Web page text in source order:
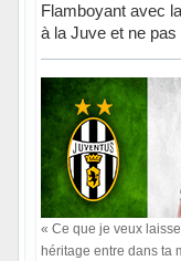
Flamboyant avec
à la Juve et ne
« Ce que je veux
héritage entre dans ta